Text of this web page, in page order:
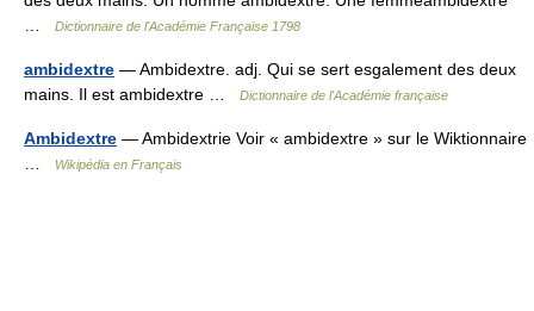
Dictionnaire de l'Académie Française 1798
ambidextre — Ambidextre. adj. Qui se sert esgalement des deux
mains. Il est ambidextre …
Dictionnaire de l'Académie française
Ambidextre — Ambidextrie Voir « ambidextre » sur le Wiktionnaire
Wikipédia en Français